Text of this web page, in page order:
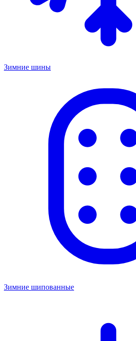
Зимние шины
Зимние шипованные